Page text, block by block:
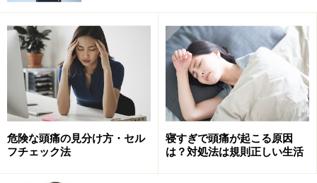
市販の飲み薬でも効きますが、繰り返すと効きにくくな
ります。でも、お医者さんにかかって片頭痛と診断され
れば、トリプタンという特効薬があります。
次のページは質問表の内容を公開します！＞＞
※記事内容は執筆時点のものです。最新の内容をご確認くださ
い。
断・治療行為ではありません。診断・治療を必要とする方は、適
危険な頭痛の見分け方・セル
フチェック法
寝すぎで頭痛が起こる原因
は？対処法は規則正しい生活